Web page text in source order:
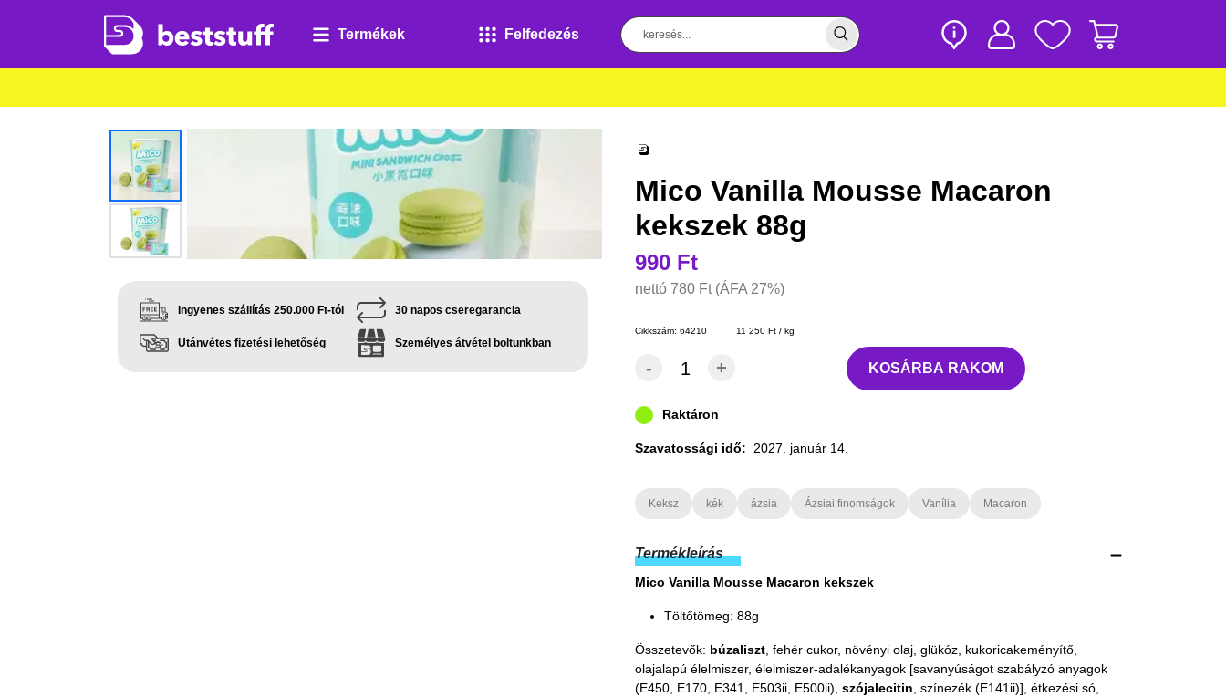
Termékek Felfedezés
Ingyenes szállítás 250.000 Ft-tól
Utánvétes fizetési lehetőség
30 napos cseregarancia
Személyes átvétel boltunkban
Mico Vanilla Mousse Macaron
kekszek 88g
990 Ft
nettó 780 Ft (ÁFA 27%)
Cikkszám: 64210 11 250 Ft / kg
- + KOSÁRBA RAKOM
Raktáron
Szavatossági idő: 2027. január 14.
Keksz kék ázsia Ázsiai finomságok Vanília Macaron
Termékleírás
Mico Vanilla Mousse Macaron kekszek
Töltőtömeg: 88g
Összetevők: búzaliszt, fehér cukor, növényi olaj, glükóz, kukoricakeményítő,
olajalapú élelmiszer, élelmiszer-adalékanyagok [savanyúságot szabályzó anyagok
(E450, E170, E341, E503ii, E500ii), szójalecitin, színezék (E141ii)], étkezési só,